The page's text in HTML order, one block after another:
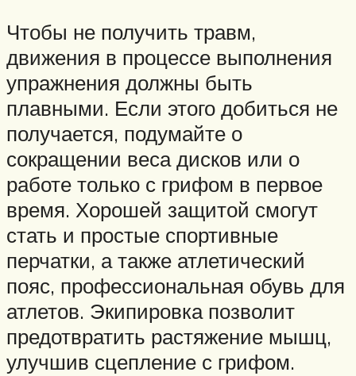
Чтобы не получить травм,
движения в процессе выполнения
упражнения должны быть
плавными. Если этого добиться не
получается, подумайте о
сокращении веса дисков или о
работе только с грифом в первое
время. Хорошей защитой смогут
стать и простые спортивные
перчатки, а также атлетический
пояс, профессиональная обувь для
атлетов. Экипировка позволит
предотвратить растяжение мышц,
улучшив сцепление с грифом.